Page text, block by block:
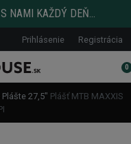
NAMI KAŽDÝ DEŇ...
Prihlásenie Registrácia
0
Plášte 27,5" Plášť MTB MAXXIS